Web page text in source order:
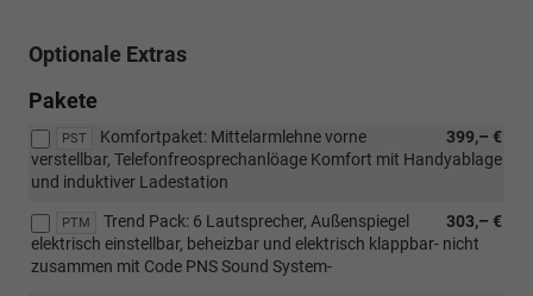
Optionale Extras
Pakete
PST 399,– €
Komfortpaket: Mittelarmlehne vorne
verstellbar, Telefonfreosprechanlöage Komfort mit Handyablage
und induktiver Ladestation
PTM 303,– €
Trend Pack: 6 Lautsprecher, Außenspiegel
elektrisch einstellbar, beheizbar und elektrisch klappbar- nicht
zusammen mit Code PNS Sound System-